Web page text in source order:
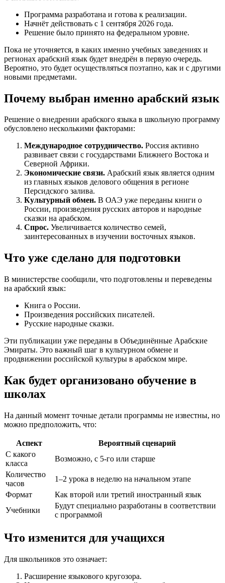
Программа разработана и готова к реализации.
Начнёт действовать с 1 сентября 2026 года.
Решение было принято на федеральном уровне.
Пока не уточняется, в каких именно учебных заведениях и
регионах арабский язык будет внедрён в первую очередь.
Вероятно, это будет осуществляться поэтапно, как и с другими
новыми предметами.
Почему выбран именно арабский язык
Решение о внедрении арабского языка в школьную программу
обусловлено несколькими факторами:
Международное сотрудничество. Россия активно
развивает связи с государствами Ближнего Востока и
Северной Африки.
Экономические связи. Арабский язык является одним
из главных языков делового общения в регионе
Персидского залива.
Культурный обмен. В ОАЭ уже переданы книги о
России, произведения русских авторов и народные
сказки на арабском.
Спрос. Увеличивается количество семей,
заинтересованных в изучении восточных языков.
Что уже сделано для подготовки
В министерстве сообщили, что подготовлены и переведены
на арабский язык:
Книга о России.
Произведения российских писателей.
Русские народные сказки.
Эти публикации уже переданы в Объединённые Арабские
Эмираты. Это важный шаг в культурном обмене и
продвижении российской культуры в арабском мире.
Как будет организовано обучение в
школах
На данный момент точные детали программы не известны, но
можно предположить, что:
Аспект
Вероятный сценарий
С какого
класса
Возможно, с 5-го или старше
Количество
часов
1–2 урока в неделю на начальном этапе
Формат
Как второй или третий иностранный язык
Учебники
Будут специально разработаны в соответствии
с программой
Что изменится для учащихся
Для школьников это означает:
Расширение языкового кругозора.